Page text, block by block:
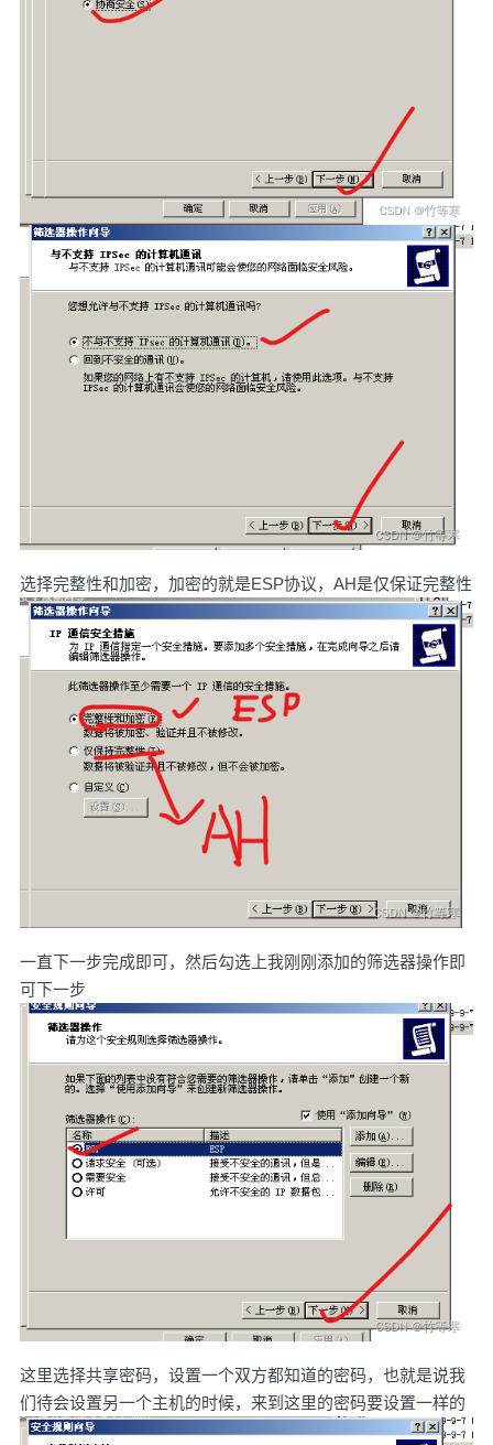
选择完整性和加密，加密的就是ESP协议，AH是仅保证完整性
一直下一步完成即可，然后勾选上我刚刚添加的筛选器操作即
可下一步
这里选择共享密码，设置一个双方都知道的密码，也就是说我
们待会设置另一个主机的时候，来到这里的密码要设置一样的